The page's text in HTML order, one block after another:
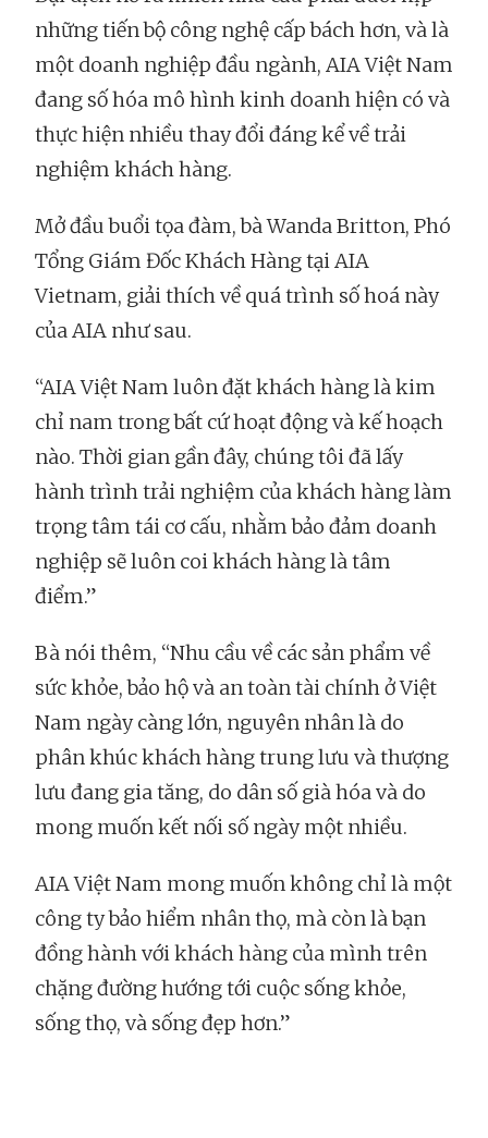
những tiến bộ công nghệ cấp bách hơn, và là
một doanh nghiệp đầu ngành, AIA Việt Nam
đang số hóa mô hình kinh doanh hiện có và
thực hiện nhiều thay đổi đáng kể về trải
nghiệm khách hàng.
Mở đầu buổi tọa đàm, bà Wanda Britton, Phó
Tổng Giám Đốc Khách Hàng tại AIA
Vietnam, giải thích về quá trình số hoá này
của AIA như sau.
“AIA Việt Nam luôn đặt khách hàng là kim
chỉ nam trong bất cứ hoạt động và kế hoạch
nào. Thời gian gần đây, chúng tôi đã lấy
hành trình trải nghiệm của khách hàng làm
trọng tâm tái cơ cấu, nhằm bảo đảm doanh
nghiệp sẽ luôn coi khách hàng là tâm
điểm.”
Bà nói thêm, “Nhu cầu về các sản phẩm về
sức khỏe, bảo hộ và an toàn tài chính ở Việt
Nam ngày càng lớn, nguyên nhân là do
phân khúc khách hàng trung lưu và thượng
lưu đang gia tăng, do dân số già hóa và do
mong muốn kết nối số ngày một nhiều.
AIA Việt Nam mong muốn không chỉ là một
công ty bảo hiểm nhân thọ, mà còn là bạn
đồng hành với khách hàng của mình trên
chặng đường hướng tới cuộc sống khỏe,
sống thọ, và sống đẹp hơn.”